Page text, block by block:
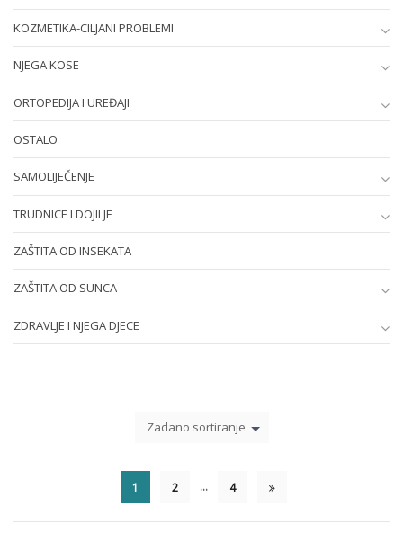
Zadano sortiranje
1 2 … 4
KOZMETIKA-CILJANI PROBLEMI
NJEGA KOSE
ORTOPEDIJA I UREĐAJI
OSTALO
SAMOLIJEČENJE
TRUDNICE I DOJILJE
ZAŠTITA OD INSEKATA
ZAŠTITA OD SUNCA
ZDRAVLJE I NJEGA DJECE